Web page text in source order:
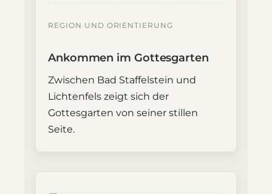
REGION UND ORIENTIERUNG
Ankommen im Gottesgarten
Zwischen Bad Staffelstein und
Lichtenfels zeigt sich der
Gottesgarten von seiner stillen
Seite.